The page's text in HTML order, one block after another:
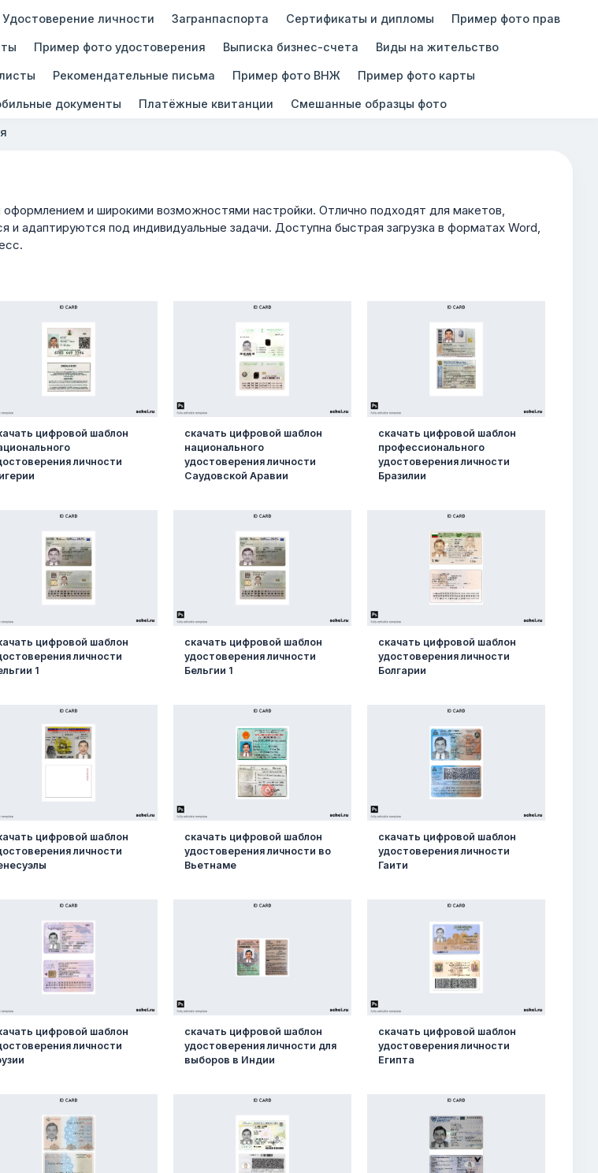
Удостоверение личности Загранпаспорта Сертификаты и дипломы Пример фото прав
Пример фото удостоверения Выписка бизнес-счета Виды на жительство
Рекомендательные письма Пример фото ВНЖ Пример фото карты
документы Платёжные квитанции Смешанные образцы фото
и широкими возможностями настройки. Отлично подходят для макетов,
адаптируются под индивидуальные задачи. Доступна быстрая загрузка в форматах Word,
цифровой шаблон
личности
скачать цифровой шаблон
национального
удостоверения личности
Саудовской Аравии
скачать цифровой шаблон
профессионального
удостоверения личности
Бразилии
цифровой шаблон
личности
1
скачать цифровой шаблон
удостоверения личности
Бельгии 1
скачать цифровой шаблон
удостоверения личности
Болгарии
цифровой шаблон
личности
скачать цифровой шаблон
удостоверения личности во
Вьетнаме
скачать цифровой шаблон
удостоверения личности
Гаити
цифровой шаблон
личности
скачать цифровой шаблон
удостоверения личности для
выборов в Индии
скачать цифровой шаблон
удостоверения личности
Египта